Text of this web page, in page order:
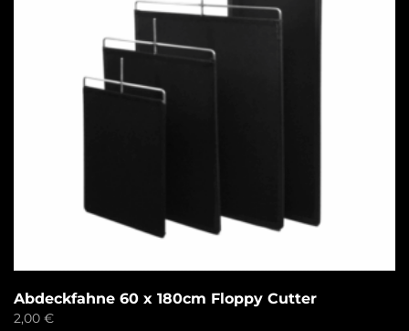
Abdeckfahne 60 x 180cm Floppy Cutter
2,00 €